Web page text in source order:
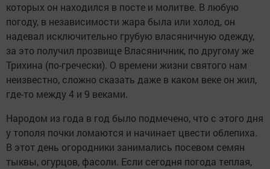
которых он находился в посте и молитве. В любую
погоду, в независимости жара была или холод, он
надевал исключительно грубую власяничную одежду,
за это получил прозвище Власяничник, по другому же
Трихина (по-гречески). О времени жизни святого нам
неизвестно, сложно сказать даже в каком веке он жил,
где-то между 4 и 9 веками.
Народом из года в год было подмечено, что с этого дня
у тополя почки ломаются и начинает цвести облепиха.
В этот день огородники занимались посевом семян
тыквы, огурцов, фасоли. Если сегодня погода теплая,